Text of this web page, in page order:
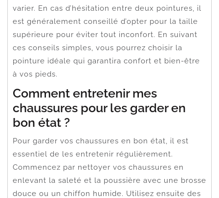
varier. En cas d’hésitation entre deux pointures, il
est généralement conseillé d’opter pour la taille
supérieure pour éviter tout inconfort. En suivant
ces conseils simples, vous pourrez choisir la
pointure idéale qui garantira confort et bien-être
à vos pieds.
Comment entretenir mes
chaussures pour les garder en
bon état ?
Pour garder vos chaussures en bon état, il est
essentiel de les entretenir régulièrement.
Commencez par nettoyer vos chaussures en
enlevant la saleté et la poussière avec une brosse
douce ou un chiffon humide. Utilisez ensuite des